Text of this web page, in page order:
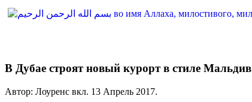
В Дубае строят новый курорт в стиле Мальдив
Автор: Лоуренс вкл. 13 Апрель 2017.